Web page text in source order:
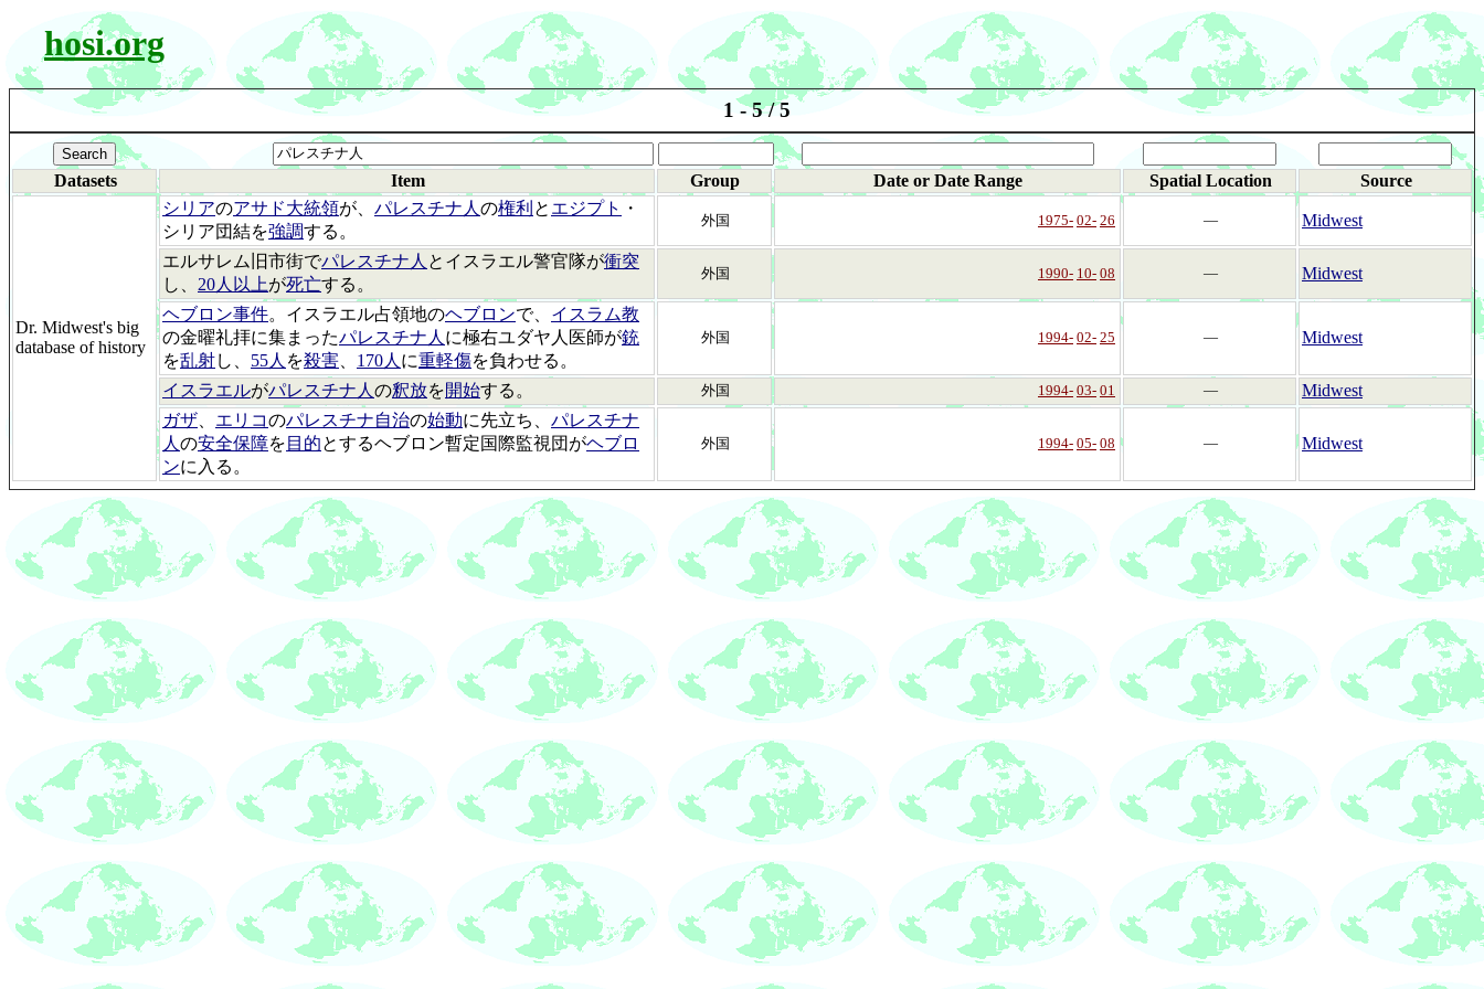
hosi.org
1 - 5 / 5
Datasets Item Group Date or Date Range Spatial Location Source
Dr. Midwest's big
database of history
シリアのアサド大統領が、 パレスチナ人 の権利 と エジプト
・
シリア団結を強調する。
外国 1975- 02- 26 ― Midwest
エルサレム旧市街でパレスチナ人 とイスラエル警官隊が衝突
し、 20人以上が死亡する。
外国 1990- 10- 08 ― Midwest
ヘブロン事件。イスラエル占領地のヘブロンで、 イスラム教
の金曜礼拝に集まったパレスチナ人 に極右ユダヤ人医師が銃
を乱射し、 55人 を殺害 170人 に重軽傷を負わせる。
外国 1994- 02- 25 ― Midwest
イスラエルがパレスチナ人 の釈放を開始する。 外国 1994- 03- 01 ―
Midwest
ガザ
エリコのパレスチナ自治の始動に先立ち、 パレスチナ
人 の安全保障を 目的とするヘブロン暫定国際監視団がヘブロ
ンに入る。
外国 1994- 05- 08 ― Midwest